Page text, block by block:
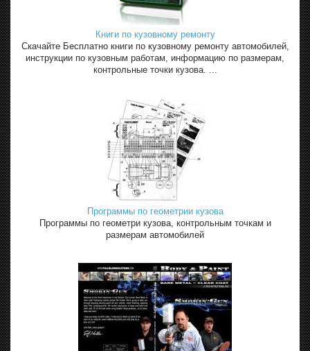
Книги по кузовному ремонту
Скачайте Бесплатно книги по кузовному ремонту автомобилей,
инструкции по кузовным работам, информацию по размерам,
контрольные точки кузова. ...
Программы по геометрии кузова
Программы по геометри кузова, контрольным точкам и
размерам автомобилей